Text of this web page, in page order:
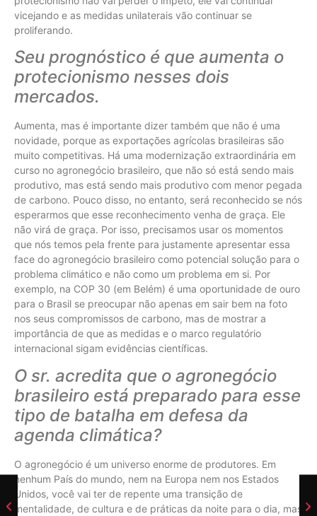
vicejando e as medidas unilaterais vão continuar se
proliferando.
Seu prognóstico é que aumenta o
protecionismo nesses dois
mercados.
Aumenta, mas é importante dizer também que não é uma
novidade, porque as exportações agrícolas brasileiras são
muito competitivas. Há uma modernização extraordinária em
curso no agronegócio brasileiro, que não só está sendo mais
produtivo, mas está sendo mais produtivo com menor pegada
de carbono. Pouco disso, no entanto, será reconhecido se nós
esperarmos que esse reconhecimento venha de graça. Ele
não virá de graça. Por isso, precisamos usar os momentos
que nós temos pela frente para justamente apresentar essa
face do agronegócio brasileiro como potencial solução para o
problema climático e não como um problema em si. Por
exemplo, na COP 30 (em Belém) é uma oportunidade de ouro
para o Brasil se preocupar não apenas em sair bem na foto
nos seus compromissos de carbono, mas de mostrar a
importância de que as medidas e o marco regulatório
internacional sigam evidências científicas.
O sr. acredita que o agronegócio
brasileiro está preparado para esse
tipo de batalha em defesa da
agenda climática?
O agronegócio é um universo enorme de produtores. Em
nenhum País do mundo, nem na Europa nem nos Estados
Unidos, você vai ter de repente uma transição de
mentalidade, de cultura e de práticas da noite para o dia, mas